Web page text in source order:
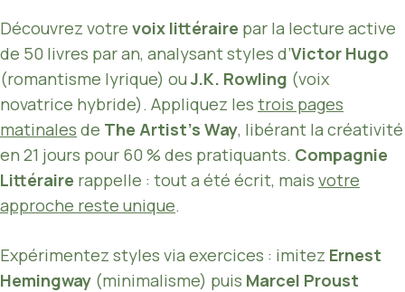
Découvrez votre voix littéraire par la lecture active
de 50 livres par an, analysant styles d’Victor Hugo
(romantisme lyrique) ouJ.K. Rowling (voix
novatrice hybride). Appliquez les trois pages
matinales de The Artist’s Way, libérant la créativité
en 21 jours pour 60 % des pratiquants. Compagnie
Littéraire rappelle : tout a été écrit, mais votre
approche reste unique.
Expérimentez styles via exercices : imitez Ernest
Hemingway (minimalisme) puis Marcel Proust